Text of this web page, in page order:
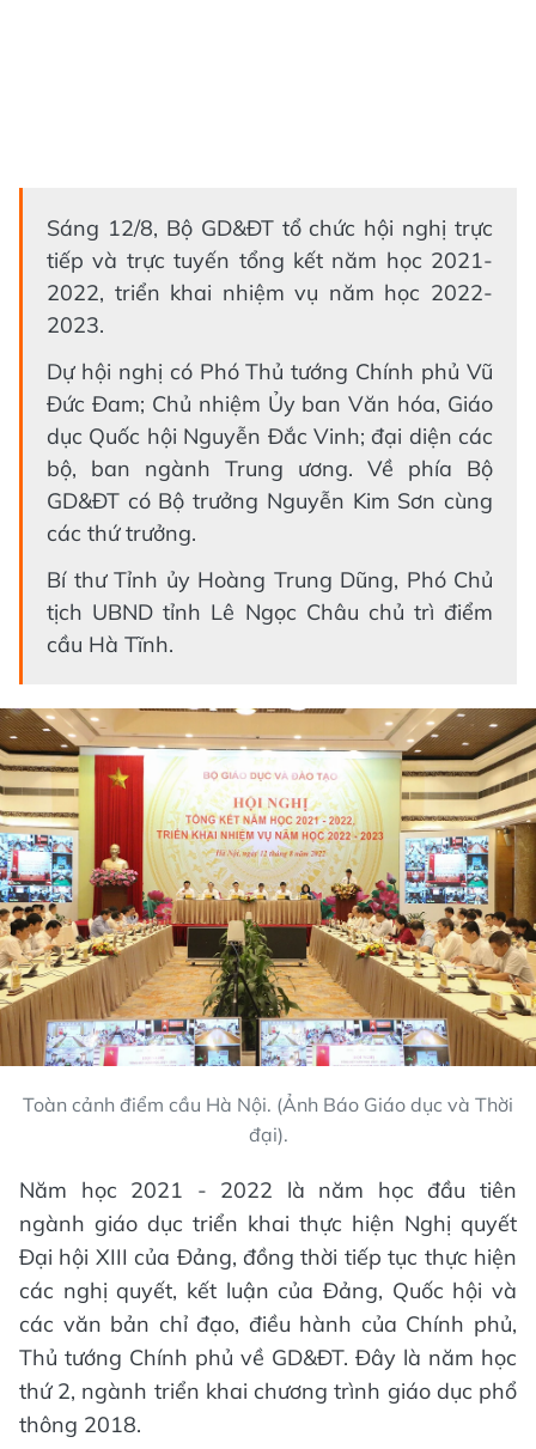
Sáng 12/8, Bộ GD&ĐT tổ chức hội nghị trực
tiếp và trực tuyến tổng kết năm học 2021-
2022, triển khai nhiệm vụ năm học 2022-
2023.
Dự hội nghị có Phó Thủ tướng Chính phủ Vũ
Đức Đam; Chủ nhiệm Ủy ban Văn hóa, Giáo
dục Quốc hội Nguyễn Đắc Vinh; đại diện các
bộ, ban ngành Trung ương. Về phía Bộ
GD&ĐT có Bộ trưởng Nguyễn Kim Sơn cùng
các thứ trưởng.
Bí thư Tỉnh ủy Hoàng Trung Dũng, Phó Chủ
tịch UBND tỉnh Lê Ngọc Châu chủ trì điểm
cầu Hà Tĩnh.
Toàn cảnh điểm cầu Hà Nội. (Ảnh Báo Giáo dục và Thời
đại).
Năm học 2021 - 2022 là năm học đầu tiên
ngành giáo dục triển khai thực hiện Nghị quyết
Đại hội XIII của Đảng, đồng thời tiếp tục thực hiện
các nghị quyết, kết luận của Đảng, Quốc hội và
các văn bản chỉ đạo, điều hành của Chính phủ,
Thủ tướng Chính phủ về GD&ĐT. Đây là năm học
thứ 2, ngành triển khai chương trình giáo dục phổ
thông 2018.